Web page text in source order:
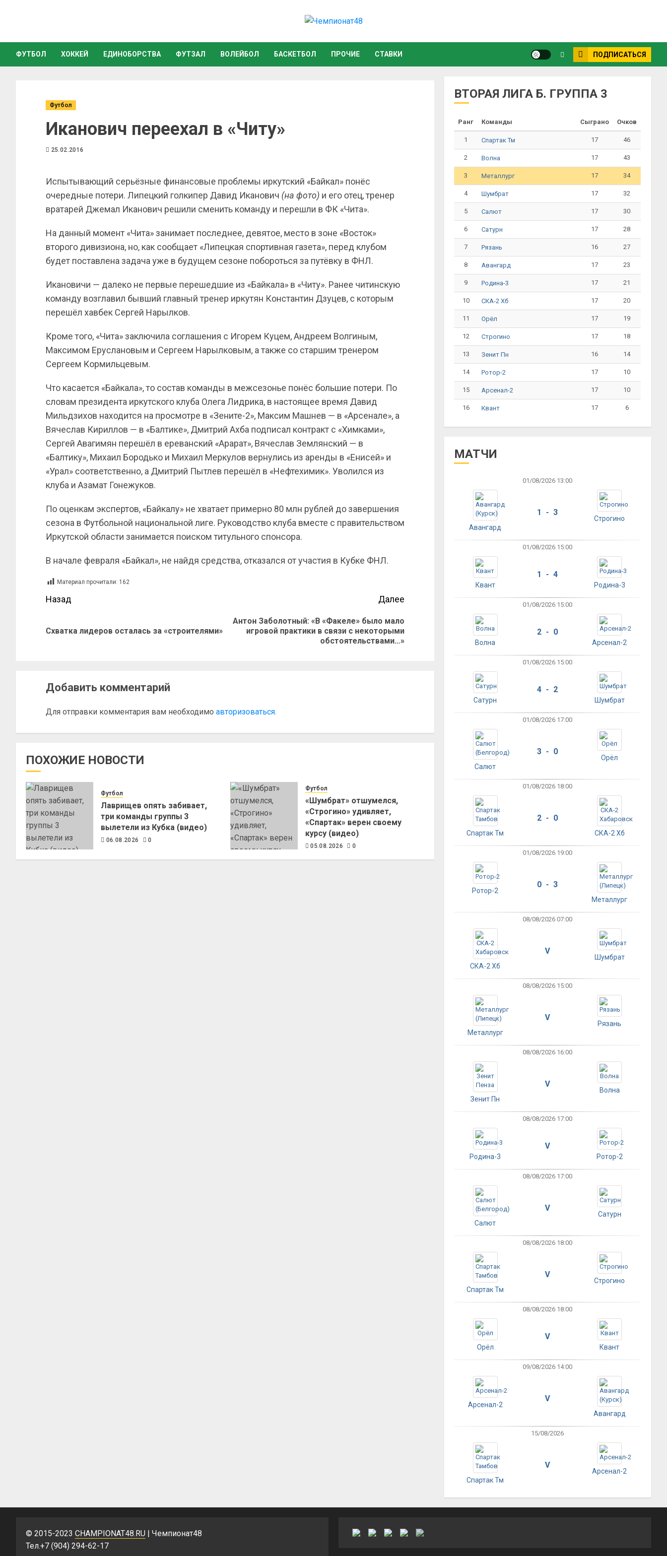
ФУТБОЛ ХОККЕЙ ЕДИНОБОРСТВА ФУТЗАЛ ВОЛЕЙБОЛ БАСКЕТБОЛ ПРОЧИЕ СТАВКИ ПОДПИСАТЬСЯ
Футбол
Иканович переехал в «Читу»
25.02.2016
Испытывающий серьёзные финансовые проблемы иркутский «Байкал» понёс
очередные потери. Липецкий голкипер Давид Иканович (на фото) и его отец, тренер
вратарей Джемал Иканович решили сменить команду и перешли в ФК «Чита».
На данный момент «Чита» занимает последнее, девятое, место в зоне «Восток»
второго дивизиона, но, как сообщает «Липецкая спортивная газета», перед клубом
будет поставлена задача уже в будущем сезоне побороться за путёвку в ФНЛ.
Икановичи — далеко не первые перешедшие из «Байкала» в «Читу». Ранее читинскую
команду возглавил бывший главный тренер иркутян Константин Дзуцев, с которым
перешёл хавбек Сергей Нарылков.
Кроме того, «Чита» заключила соглашения с Игорем Куцем, Андреем Волгиным,
Максимом Еруслановым и Сергеем Нарылковым, а также со старшим тренером
Сергеем Кормильцевым.
Что касается «Байкала», то состав команды в межсезонье понёс большие потери. По
словам президента иркутского клуба Олега Лидрика, в настоящее время Давид
Мильдзихов находится на просмотре в «Зените-2», Максим Машнев — в «Арсенале», а
Вячеслав Кириллов — в «Балтике», Дмитрий Ахба подписал контракт с «Химками»,
Сергей Авагимян перешёл в ереванский «Арарат», Вячеслав Землянский — в
«Балтику», Михаил Бородько и Михаил Меркулов вернулись из аренды в «Енисей» и
«Урал» соответственно, а Дмитрий Пытлев перешёл в «Нефтехимик». Уволился из
клуба и Азамат Гонежуков.
По оценкам экспертов, «Байкалу» не хватает примерно 80 млн рублей до завершения
сезона в Футбольной национальной лиге. Руководство клуба вместе с правительством
Иркутской области занимается поиском титульного спонсора.
В начале февраля «Байкал», не найдя средства, отказался от участия в Кубке ФНЛ.
Материал прочитали: 162
Назад
Схватка лидеров осталась за «строителями»
Далее
Антон Заболотный: «В «Факеле» было мало
игровой практики в связи с некоторыми
обстоятельствами…»
Добавить комментарий
Для отправки комментария вам необходимо авторизоваться.
ПОХОЖИЕ НОВОСТИ
Футбол
Лаврищев опять забивает,
три команды группы 3
вылетели из Кубка (видео)
06.08.2026 0
Футбол
«Шумбрат» отшумелся,
«Строгино» удивляет,
«Спартак» верен своему
курсу (видео)
05.08.2026 0
ВТОРАЯ ЛИГА Б. ГРУППА 3
Ранг Команды Сыграно Очков
1 Спартак Тм 17 46
2 Волна 17 43
3 Металлург 17 34
4 Шумбрат 17 32
5 Салют 17 30
6 Сатурн 17 28
7 Рязань 16 27
8 Авангард 17 23
9 Родина-3 17 21
10 СКА-2 Хб 17 20
11 Орёл 17 19
12 Строгино 17 18
13 Зенит Пн 16 14
14 Ротор-2 17 10
15 Арсенал-2 17 10
16 Квант 17 6
МАТЧИ
01/08/2026 13:00
Авангард
1 - 3
Строгино
01/08/2026 15:00
Квант
1 - 4
Родина-3
01/08/2026 15:00
Волна
2 - 0
Арсенал-2
01/08/2026 15:00
Сатурн
4 - 2
Шумбрат
01/08/2026 17:00
Салют
3 - 0
Орёл
01/08/2026 18:00
Спартак Тм
2 - 0
СКА-2 Хб
01/08/2026 19:00
Ротор-2
0 - 3
Металлург
08/08/2026 07:00
СКА-2 Хб
V
Шумбрат
08/08/2026 15:00
Металлург
V
Рязань
08/08/2026 16:00
Зенит Пн
V
Волна
08/08/2026 17:00
Родина-3
V
Ротор-2
08/08/2026 17:00
Салют
V
Сатурн
08/08/2026 18:00
Спартак Тм
V
Строгино
08/08/2026 18:00
Орёл
V
Квант
09/08/2026 14:00
Арсенал-2
V
Авангард
15/08/2026
Спартак Тм
V
Арсенал-2
© 2015-2023 CHAMPIONAT48.RU | Чемпионат48
Тел.+7 (904) 294-62-17